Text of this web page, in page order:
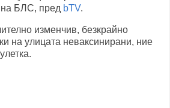
на БЛС, пред bTV.
изменчив, безкрайно
на улицата неваксинирани, ние